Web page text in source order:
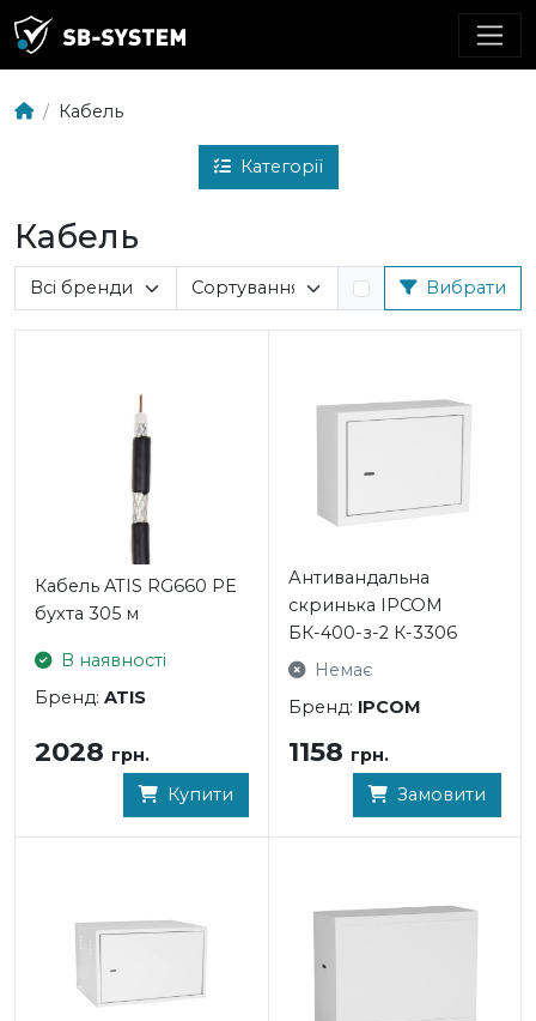
Кабель
Категорії
Кабель
Вибрати
Кабель ATIS RG660 PE
бухта 305 м
В наявності
Бренд: ATIS
2028 грн.
Купити
Антивандальна
скринька IPCOM
БК-400-з-2 К-3306
Немає
Бренд: IPCOM
1158 грн.
Замовити